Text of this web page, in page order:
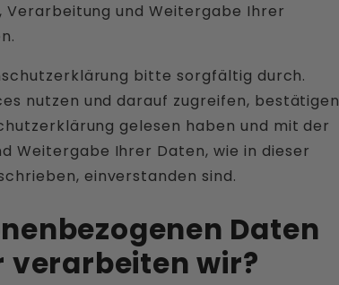
Verarbeitung und Weitergabe Ihrer
bitte sorgfältig durch.
nutzen und darauf zugreifen, bestätigen
gelesen haben und mit der
Weitergabe Ihrer Daten, wie in dieser
einverstanden sind.
Daten
verarbeiten wir?